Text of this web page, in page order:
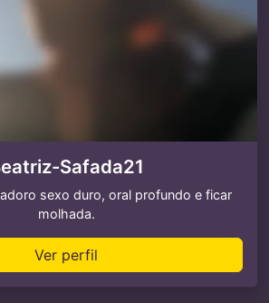
Safada21
sexo duro, oral profundo e ficar
molhada.
Ver perfil